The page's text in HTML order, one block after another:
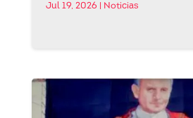
Jul 19, 2026 Noticias